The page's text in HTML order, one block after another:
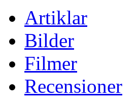
Artiklar
Bilder
Filmer
Recensioner